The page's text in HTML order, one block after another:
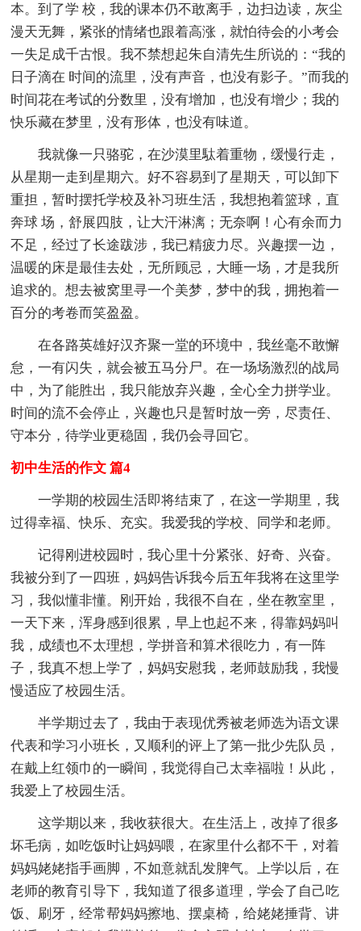
本。到了学 校，我的课本仍不敢离手，边扫边读，灰尘
漫天无舞，紧张的情绪也跟着高涨，就怕待会的小考会
一失足成千古恨。我不禁想起朱自清先生所说的：“我的
日子滴在 时间的流里，没有声音，也没有影子。”而我的
时间花在考试的分数里，没有增加，也没有增少；我的
快乐藏在梦里，没有形体，也没有味道。
我就像一只骆驼，在沙漠里駄着重物，缓慢行走，
从星期一走到星期六。好不容易到了星期天，可以卸下
重担，暂时摆托学校及补习班生活，我想抱着篮球，直
奔球 场，舒展四肢，让大汗淋漓；无奈啊！心有余而力
不足，经过了长途跋涉，我已精疲力尽。兴趣摆一边，
温暖的床是最佳去处，无所顾忌，大睡一场，才是我所
追求的。想去被窝里寻一个美梦，梦中的我，拥抱着一
百分的考卷而笑盈盈。
在各路英雄好汉齐聚一堂的环境中，我丝毫不敢懈
怠，一有闪失，就会被五马分尸。在一场场激烈的战局
中，为了能胜出，我只能放弃兴趣，全心全力拼学业。
时间的流不会停止，兴趣也只是暂时放一旁，尽责任、
守本分，待学业更稳固，我仍会寻回它。
初中生活的作文 篇4
一学期的校园生活即将结束了，在这一学期里，我
过得幸福、快乐、充实。我爱我的学校、同学和老师。
记得刚进校园时，我心里十分紧张、好奇、兴奋。
我被分到了一四班，妈妈告诉我今后五年我将在这里学
习，我似懂非懂。刚开始，我很不自在，坐在教室里，
一天下来，浑身感到很累，早上也起不来，得靠妈妈叫
我，成绩也不太理想，学拼音和算术很吃力，有一阵
子，我真不想上学了，妈妈安慰我，老师鼓励我，我慢
慢适应了校园生活。
半学期过去了，我由于表现优秀被老师选为语文课
代表和学习小班长，又顺利的评上了第一批少先队员，
在戴上红领巾的一瞬间，我觉得自己太幸福啦！从此，
我爱上了校园生活。
这学期以来，我收获很大。在生活上，改掉了很多
坏毛病，如吃饭时让妈妈喂，在家里什么都不干，对着
妈妈姥姥指手画脚，不如意就乱发脾气。上学以后，在
老师的教育引导下，我知道了很多道理，学会了自己吃
饭、刷牙，经常帮妈妈擦地、摆桌椅，给姥姥捶背、讲